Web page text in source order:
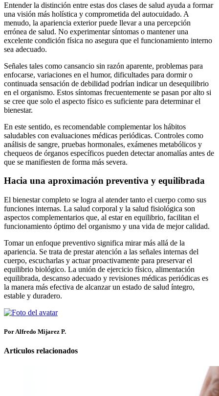
Entender la distinción entre estas dos clases de salud ayuda a formar
una visión más holística y comprometida del autocuidado. A
menudo, la apariencia exterior puede llevar a una percepción
errónea de salud. No experimentar síntomas o mantener una
excelente condición física no asegura que el funcionamiento interno
sea adecuado.
Señales tales como cansancio sin razón aparente, problemas para
enfocarse, variaciones en el humor, dificultades para dormir o
continuada sensación de debilidad podrían indicar un desequilibrio
en el organismo. Estos síntomas frecuentemente se pasan por alto si
se cree que solo el aspecto físico es suficiente para determinar el
bienestar.
En este sentido, es recomendable complementar los hábitos
saludables con evaluaciones médicas periódicas. Controles como
análisis de sangre, pruebas hormonales, exámenes metabólicos y
chequeos de órganos específicos pueden detectar anomalías antes de
que se manifiesten de forma más severa.
Hacia una aproximación preventiva y equilibrada
El bienestar completo se logra al atender tanto el cuerpo como sus
funciones internas. La salud corporal y la salud fisiológica son
aspectos complementarios que, al estar en equilibrio, facilitan el
funcionamiento óptimo del organismo y una vida de mejor calidad.
Tomar un enfoque preventivo significa mirar más allá de la
apariencia. Se trata de prestar atención a las señales internas del
cuerpo, escucharlas y actuar proactivamente para preservar el
equilibrio biológico. La unión de ejercicio físico, alimentación
equilibrada, descanso adecuado y revisiones médicas periódicas es
la manera más efectiva de alcanzar un estado de salud íntegro,
estable y duradero.
Por Alfredo Mijarez P.
Articulos relacionados